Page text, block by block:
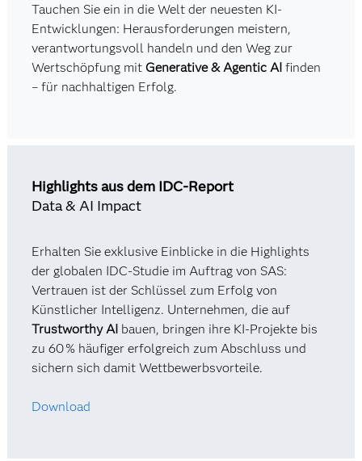
Tauchen Sie ein in die Welt der neuesten KI-
Entwicklungen: Herausforderungen meistern,
verantwortungsvoll handeln und den Weg zur
Wertschöpfung mitGenerative & Agentic AI finden
– für nachhaltigen Erfolg.
Highlights aus dem IDC-Report
Data & AI Impact
Erhalten Sie exklusive Einblicke in die Highlights
der globalen IDC-Studie im Auftrag von SAS:
Vertrauen ist der Schlüssel zum Erfolg von
Künstlicher Intelligenz. Unternehmen, die auf
Trustworthy AI bauen, bringen ihre KI-Projekte bis
zu 60 % häufiger erfolgreich zum Abschluss und
sichern sich damit Wettbewerbsvorteile.
Download